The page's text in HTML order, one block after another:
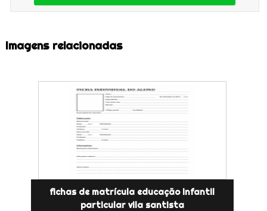
Imagens relacionadas
fichas de matrícula educação infantil
particular vila santista